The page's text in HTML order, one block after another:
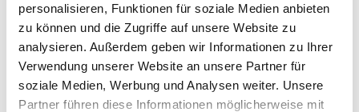
personalisieren, Funktionen für soziale Medien anbieten
zu können und die Zugriffe auf unsere Website zu
analysieren. Außerdem geben wir Informationen zu Ihrer
Verwendung unserer Website an unsere Partner für
soziale Medien, Werbung und Analysen weiter. Unsere
Partner führen diese Informationen möglicherweise mit